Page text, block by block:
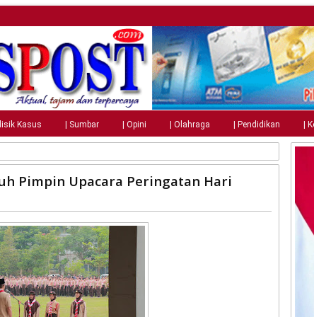
Kasus | Sumbar | Opini | Olahraga | Pendidikan |
Pimpin Upacara Peringatan Hari